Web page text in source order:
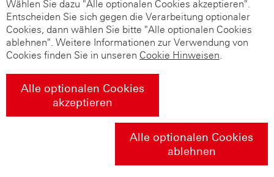
Wählen Sie dazu "Alle optionalen Cookies akzeptieren".
Entscheiden Sie sich gegen die Verarbeitung optionaler
Cookies, dann wählen Sie bitte "Alle optionalen Cookies
ablehnen". Weitere Informationen zur Verwendung von
Cookies finden Sie in unseren Cookie Hinweisen.
Alle optionalen Cookies
akzeptieren
Alle optionalen Cookies
ablehnen